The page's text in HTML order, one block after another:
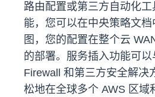
路由配置或第三方自动化
能，您可以在中央策略文
图，您的配置在整个云
的部署。服务插入功能可
Firewall 和第三方安全解决
松地在全球多个 AWS 区域